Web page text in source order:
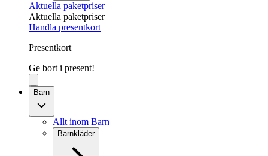
Aktuella paketpriser
Aktuella paketpriser
Handla presentkort
Presentkort
Ge bort i present!
Barn
Allt inom Barn
Barnkläder